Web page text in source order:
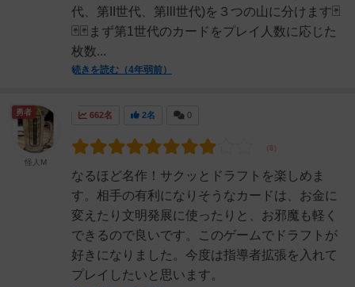
代、第II世代、第lll世代)を３つの山に分けます🃏
🃏🃏まず第1世代のカードをプレイ人数に応じた
枚数...
続きを読む（4年弱前）
662名 2名 0
なるほど名作！サクッとドラフトを楽しめま
す。相手の有利になりそうなカードは、お金に
変えたり文明発展に使ったりと、お邪魔も軽く
できるので良いです。このゲームでドラフトが
好きになりました。今度は指導者拡張を入れて
プレイしたいと思います。
勇者
怪人M